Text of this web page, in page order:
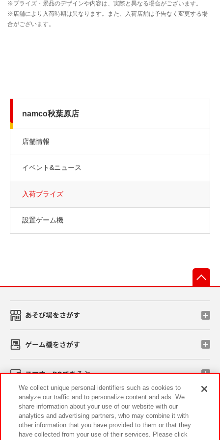
namco秋葉原店
店舗情報
イベント&ニュース
入荷プライズ
設置ゲーム機
あそび場をさがす
ゲーム機をさがす
スマホ・PCであそぶ
イベント・キャンペーン
We collect unique personal identifiers such as cookies to
analyze our traffic and to personalize content and ads. We
share information about your use of our website with our
analytics and advertising partners, who may combine it with
other information that you have provided to them or that they
have collected from your use of their services. Please click